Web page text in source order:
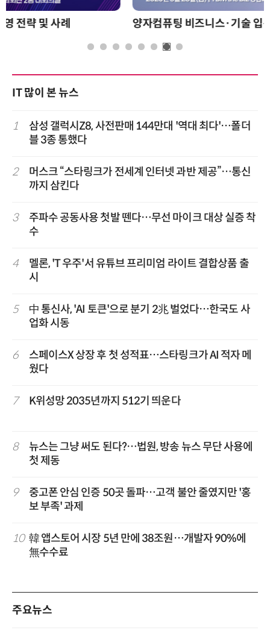
양자컴퓨팅 비즈니스·기술 입문 1-Day 워크샵 - 큐비트·양자 알고리듬·Qiskit 실습으로 이해하는 차세대
IT 많이 본 뉴스
1
삼성 갤럭시Z8, 사전판매 144만대 '역대 최다'…폴더
블 3종 통했다
2
머스크 “스타링크가 전세계 인터넷 과반 제공”…통신
까지 삼킨다
3
주파수 공동사용 첫발 뗀다…무선 마이크 대상 실증 착
수
4
멜론, 'T 우주'서 유튜브 프리미엄 라이트 결합상품 출
시
5
中 통신사, 'AI 토큰'으로 분기 2兆 벌었다…한국도 사
업화 시동
6
스페이스X 상장 후 첫 성적표…스타링크가 AI 적자 메
웠다
7 K위성망 2035년까지 512기 띄운다
8
뉴스는 그냥 써도 된다?…법원, 방송 뉴스 무단 사용에
첫 제동
9
중고폰 안심 인증 50곳 돌파…고객 불안 줄였지만 '홍
보 부족' 과제
10 韓 앱스토어 시장 5년 만에 38조원…개발자 90%에
無수수료
주요뉴스